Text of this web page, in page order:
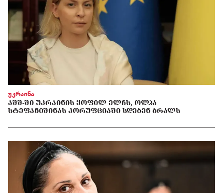
უკრაინა
ᲐᲨᲨ-ᲨᲘ ᲣᲙᲠᲐᲘᲜᲘᲡ ᲧᲝᲤᲘᲚ ᲔᲚᲩᲡ, ᲝᲚᲰᲐ
ᲡᲢᲔᲤᲐᲜᲘᲨᲘᲜᲐᲡ ᲙᲝᲠᲣᲤᲪᲘᲐᲨᲘ ᲡᲓᲔᲑᲔᲜ ᲑᲠᲐᲚᲡ